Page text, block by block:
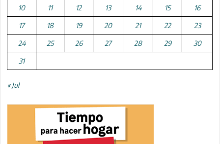
10 11 12 13 14 15 16
17 18 19 20 21 22 23
24 25 26 27 28 29 30
31
« Jul